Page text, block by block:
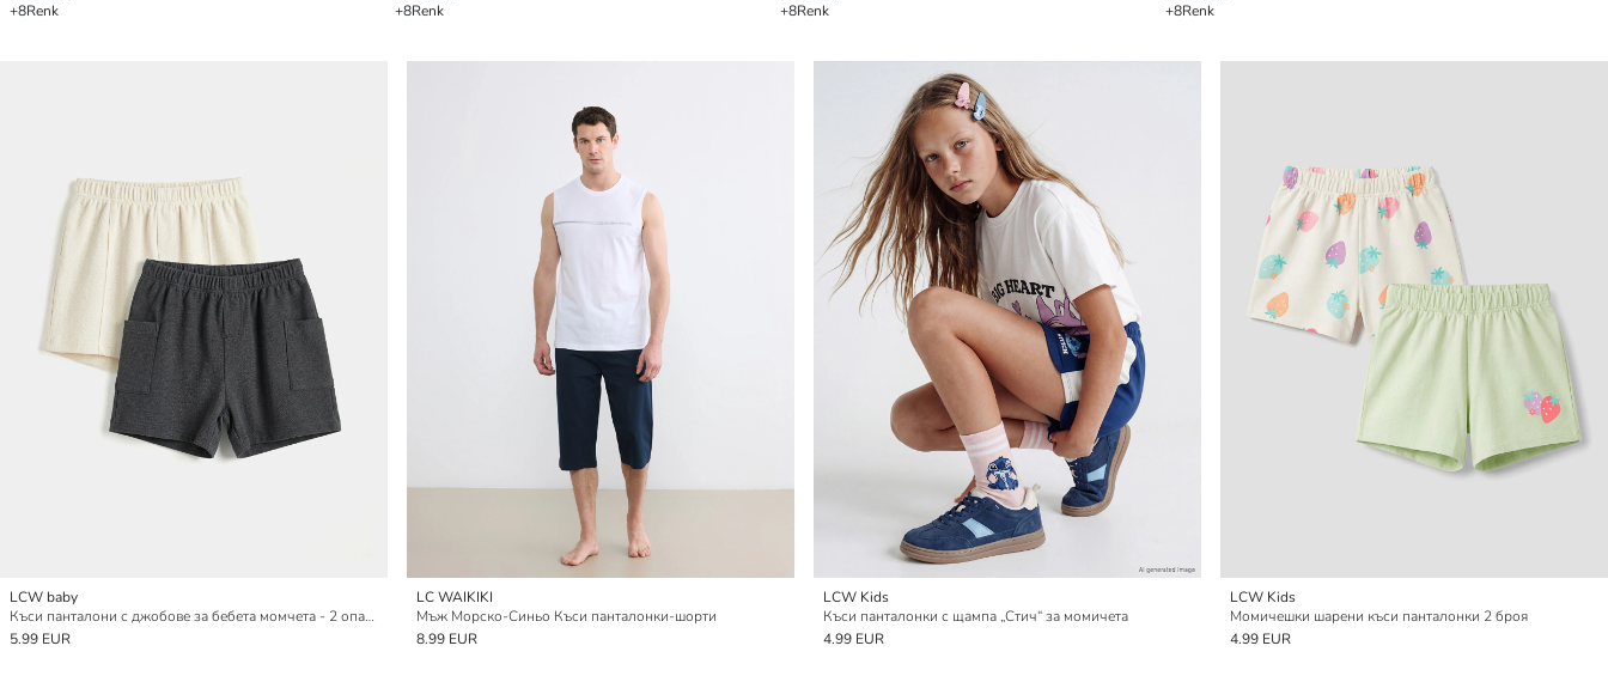
+8Renk
+8Renk
+8Renk
+8Renk
LCW baby
Къси панталони с джобове за бебета момчета - 2 опаковки
5.99 EUR
LC WAIKIKI
Мъж Морско-Синьо Къси панталонки-шорти
8.99 EUR
LCW Kids
Къси панталонки с щампа „Стич“ за момичета
4.99 EUR
LCW Kids
Момичешки шарени къси панталонки 2 броя
4.99 EUR